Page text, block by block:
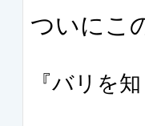
ついにこ
『バリを